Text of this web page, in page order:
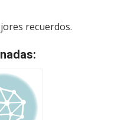
recuerdos.